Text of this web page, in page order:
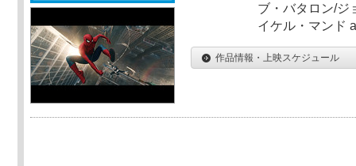
ブ・バタロン/ジ
イケル・マンド
作品情報・上映スケジュール